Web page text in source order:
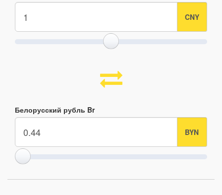
Белорусский рубль Br